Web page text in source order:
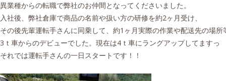
異業種からの転職で弊社のお仲間となってくださいました。
入社後、弊社倉庫で商品の名前や扱い方の研修を約2ヶ月受け、
その後先輩運転手さんに同乗して、約1ヶ月実際の作業や配送先の場
3ｔ車からのデビューでした。現在は4ｔ車にラングアップしてますっ
それでは運転手さんの一日スタートです！！